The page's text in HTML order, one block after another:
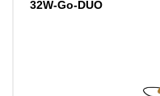
32W-Go-DUO